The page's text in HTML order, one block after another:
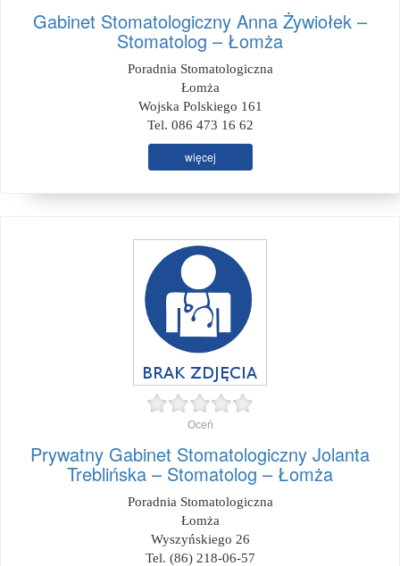
Gabinet Stomatologiczny Anna Żywiołek –
Stomatolog – Łomża
Poradnia Stomatologiczna
Łomża
Wojska Polskiego 161
Tel. 086 473 16 62
więcej
Oceń
Prywatny Gabinet Stomatologiczny Jolanta
Treblińska – Stomatolog – Łomża
Poradnia Stomatologiczna
Łomża
Wyszyńskiego 26
Tel. (86) 218-06-57